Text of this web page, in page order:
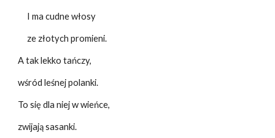
I ma cudne włosy
ze złotych promieni.
A tak lekko tańczy,
wśród leśnej polanki.
To się dla niej w wieńce,
zwijają sasanki.